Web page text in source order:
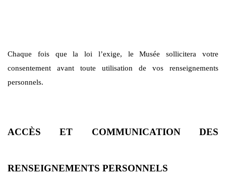
Chaque fois que la loi l’exige, le Musée sollicitera votre
consentement avant toute utilisation de vos renseignements
personnels.
ACCÈS ET COMMUNICATION DES
RENSEIGNEMENTS PERSONNELS